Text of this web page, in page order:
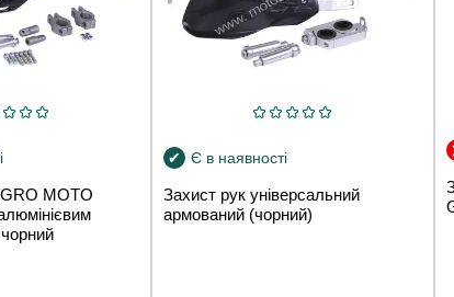
MOTO
Є в наявності
Захист рук універсальний
армований (чорний)